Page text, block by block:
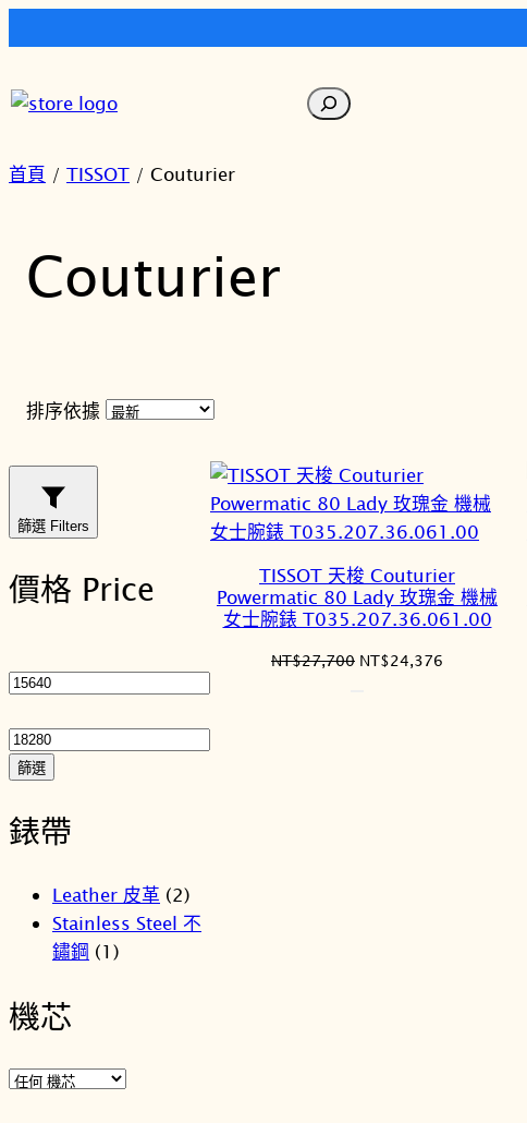
至
內
搜
首頁 / TISSOT / Couturier
Couturier
排序依據
篩選 Filters
價格 Price
低
格
高
價
篩選
錶帶
Leather 皮革 (2)
Stainless Steel 不
鏽鋼 (1)
機芯
TISSOT 天梭 Couturier
Powermatic 80 Lady 玫瑰金 機械
女士腕錶 T035.207.36.061.00
NT$27,700 原
NT$24,376